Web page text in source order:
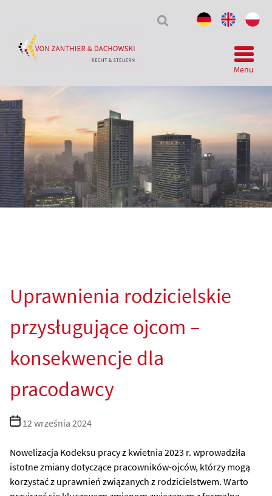
Menu
Uprawnienia rodzicielskie
przysługujące ojcom –
konsekwencje dla
pracodawcy
Data12 września 2024
Nowelizacja Kodeksu pracy z kwietnia 2023 r. wprowadziła
istotne zmiany dotyczące pracowników-ojców, którzy mogą
korzystać z uprawnień związanych z rodzicielstwem. Warto